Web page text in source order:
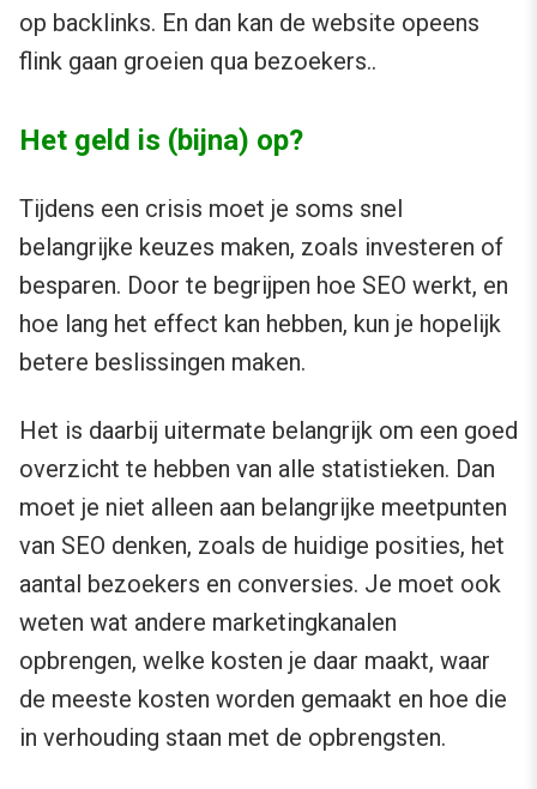
op backlinks. En dan kan de website opeens
flink gaan groeien qua bezoekers..
Het geld is (bijna) op?
Tijdens een crisis moet je soms snel
belangrijke keuzes maken, zoals investeren of
besparen. Door te begrijpen hoe SEO werkt, en
hoe lang het effect kan hebben, kun je hopelijk
betere beslissingen maken.
Het is daarbij uitermate belangrijk om een goed
overzicht te hebben van alle statistieken. Dan
moet je niet alleen aan belangrijke meetpunten
van SEO denken, zoals de huidige posities, het
aantal bezoekers en conversies. Je moet ook
weten wat andere marketingkanalen
opbrengen, welke kosten je daar maakt, waar
de meeste kosten worden gemaakt en hoe die
in verhouding staan met de opbrengsten.